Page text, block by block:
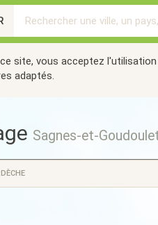
site, vous acceptez
adaptés.
Sagnes-et-